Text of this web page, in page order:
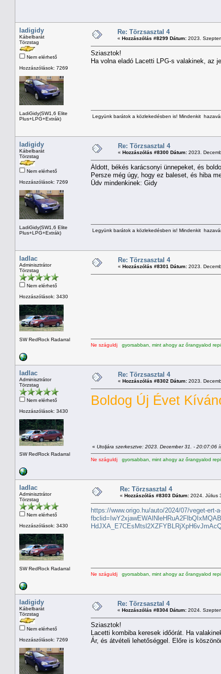
ladigidy
Kábelbarát
Törzstag
Nem elérhető
Hozzászólások: 7269
LadiGidy(SW1,6 Elite
Plus+LPG+Extrák)
Re: Törzsasztal 4
« Hozzászólás #8299 Dátum: 2023.
Sziasztok!
Ha volna eladó Lacetti LPG-s valakinek, az
Legyünk barátok a közlekedésben is! Mindenkit
ladigidy
Kábelbarát
Törzstag
Nem elérhető
Hozzászólások: 7269
LadiGidy(SW1,6 Elite
Plus+LPG+Extrák)
Re: Törzsasztal 4
« Hozzászólás #8300 Dátum: 2023.
Áldott, békés karácsonyi ünnepeket, és
Persze még úgy, hogy ez baleset, és hiba
Üdv mindenkinek: Gidy
Legyünk barátok a közlekedésben is! Mindenkit
ladlac
Adminisztrátor
Törzstag
Nem elérhető
Hozzászólások: 3430
SW RedRock Radarral
Re: Törzsasztal 4
« Hozzászólás #8301 Dátum: 2023.
Ne száguldj gyorsabban, mint ahogy az őrangyalod
ladlac
Adminisztrátor
Törzstag
Nem elérhető
Hozzászólások: 3430
SW RedRock Radarral
Re: Törzsasztal 4
« Hozzászólás #8302 Dátum: 2023.
Boldog Új Évet
« Utoljára szerkesztve: 2023. December 31. - 20:07:06
Ne száguldj gyorsabban, mint ahogy az őrangyalod
ladlac
Adminisztrátor
Törzstag
Nem elérhető
Hozzászólások: 3430
SW RedRock Radarral
Re: Törzsasztal 4
« Hozzászólás #8303 Dátum: 2024. Július
https://www.origo.hu/auto/2024/07/veget-ert-
Ne száguldj gyorsabban, mint ahogy az őrangyalod
ladigidy
Kábelbarát
Törzstag
Nem elérhető
Hozzászólások: 7269
Re: Törzsasztal 4
« Hozzászólás #8304 Dátum: 2024.
Sziasztok!
Lacetti kombiba keresek időórát. Ha
Ár, és átvételi lehetőséggel. Előre is